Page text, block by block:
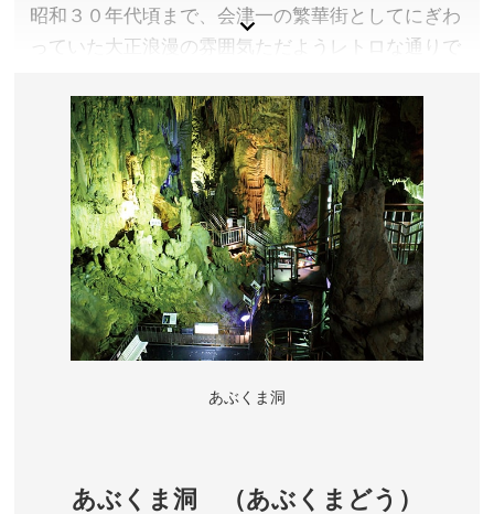
昭和３０年代頃まで、会津一の繁華街としてにぎわ
っていた大正浪漫の雰囲気ただようレトロな通りで
福島県会津若松市
アクセス／JR只見線 七日町駅下車
所在地／福島県会津若松市七日町2
お問い合わせ／0242-32-1187(七日町通りまちなみ協
議会事務局)
会津若松観光ナビ(七日町通りページ)
あぶくま洞
あぶくま洞 （あぶくまどう）